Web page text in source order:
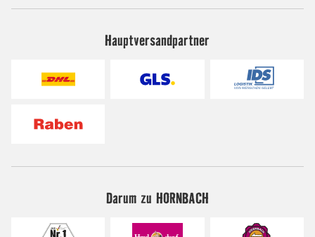
Hauptversandpartner
Darum zu HORNBACH